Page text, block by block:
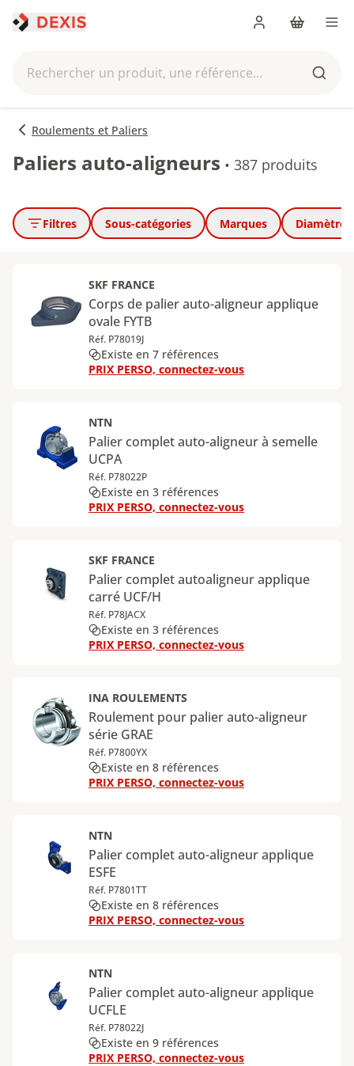
Rechercher un produit, une référence...
Panier
Roulements et Paliers
Paliers auto-aligneurs • 387 produits
Filtres Sous-catégories Marques Diamètre
SKF FRANCE
Corps de palier auto-aligneur applique
ovale FYTB
Réf. P78019J
Existe en 7 références
PRIX PERSO, connectez-vous
NTN
Palier complet auto-aligneur à semelle
UCPA
Réf. P78022P
Existe en 3 références
PRIX PERSO, connectez-vous
SKF FRANCE
Palier complet autoaligneur applique
carré UCF/H
Réf. P78JACX
Existe en 3 références
PRIX PERSO, connectez-vous
INA ROULEMENTS
Roulement pour palier auto-aligneur
série GRAE
Réf. P7800YX
Existe en 8 références
PRIX PERSO, connectez-vous
NTN
Palier complet auto-aligneur applique
ESFE
Réf. P7801TT
Existe en 8 références
PRIX PERSO, connectez-vous
NTN
Palier complet auto-aligneur applique
UCFLE
Réf. P78022J
Existe en 9 références
PRIX PERSO, connectez-vous